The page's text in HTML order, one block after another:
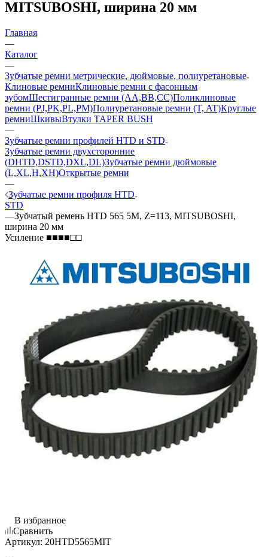
MITSUBOSHI, ширина 20 мм
Главная
—
Каталог
—
Зубчатые ремни метрические, дюймовые, полиуретановые
Клиновые ремниКлиновые ремни с фасонным
зубомШестигранные ремни (AA,BB,CC)Поликлиновые
ремни (PJ,PK,PL,PM)Полиуретановые ремни (T, AT)Круглые
ремниШкивыВтулки TAPER BUSH
—
Зубчатые ремни профилей HTD и STD
Зубчатые ремни двухсторонние
(DHTD,DSTD,DXL,DL)Зубчатые ремни дюймовые
(L,XL,H,XH)Открытые ремни
—
Зубчатые ремни профиля HTD
STD
—Зубчатый ремень HTD 565 5M, Z=113, MITSUBOSHI,
ширина 20 мм
Усиление ■■■■□□
В избранное
Сравнить
Артикул: 20HTD5565MIT